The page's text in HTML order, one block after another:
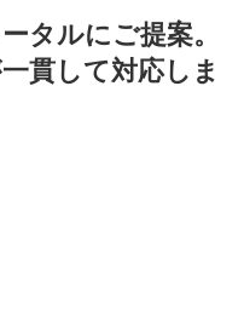
タルにご提案。
貫して対応しま